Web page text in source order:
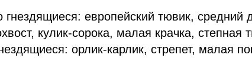
гнездящиеся: европейский тювик, средний
кулик-сорока, малая крачка, степная
орлик-карлик, стрепет, малая